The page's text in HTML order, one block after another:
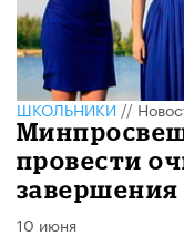
ШКОЛЬНИКИ//
провести
завершения
10 июня